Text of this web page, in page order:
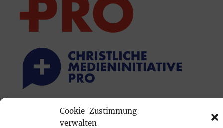
Cookie-Zustimmung
verwalten
PRINTAUSGABE